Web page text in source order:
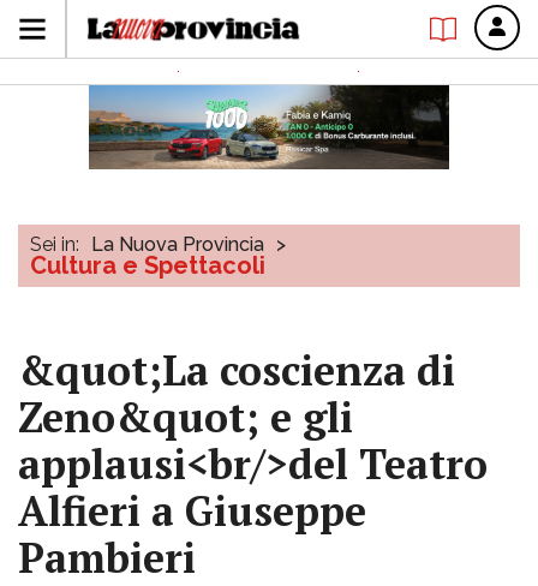
Sei in: La Nuova Provincia >
Cultura e Spettacoli
&quot;La coscienza di
Zeno&quot; e gli
applausi<br/>del Teatro
Alfieri a Giuseppe
Pambieri